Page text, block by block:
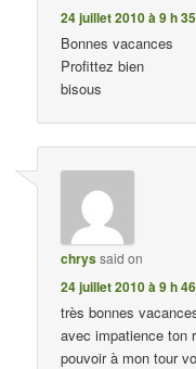
24 juillet 2010 à 9 h
Bonnes vacances
Profittez bien
bisous
chryssaid on
24 juillet 2010 à 9 h
très bonnes
avec impatience ton
pouvoir à mon tour